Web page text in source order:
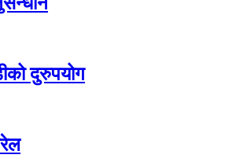
दुरुपयोग